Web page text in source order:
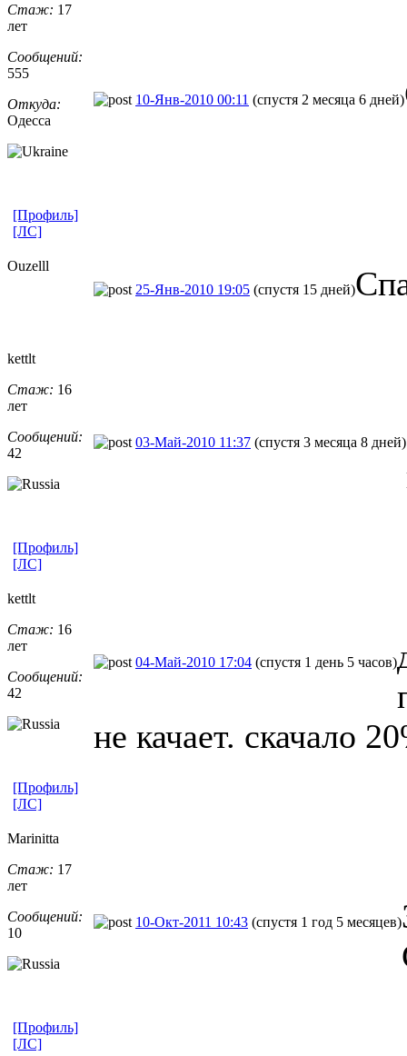
Стаж: 17
лет
Сообщений:
555
Откуда:
Одесса
10-Янв-2010 00:11 (спустя 2 месяца 6 дней)
[Профиль]
[ЛС]
Ouzelll
25-Янв-2010 19:05 (спустя 15 дней)
kettlt
Стаж: 16
лет
Сообщений:
42
03-Май-2010 11:37 (спустя 3 месяца 8 дней)
[Профиль]
[ЛС]
kettlt
Стаж: 16
лет
Сообщений:
42
04-Май-2010 17:04 (спустя 1 день 5 часов)
не качает. скачало
[Профиль]
[ЛС]
Marinitta
Стаж: 17
лет
Сообщений:
10
10-Окт-2011 10:43 (спустя 1 год 5 месяцев)
[Профиль]
[ЛС]